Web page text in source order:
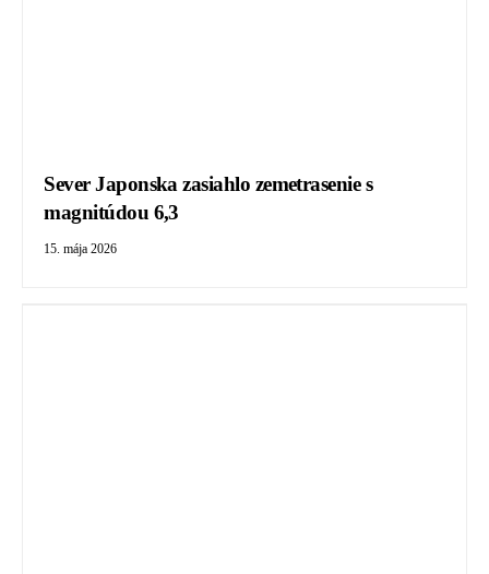
Sever Japonska zasiahlo zemetrasenie s
magnitúdou 6,3
15. mája 2026